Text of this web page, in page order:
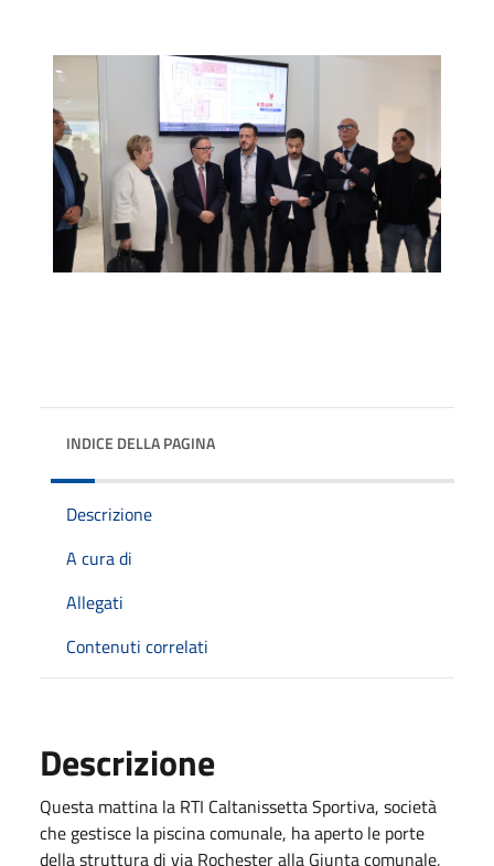
INDICE DELLA PAGINA
Descrizione
A cura di
Allegati
Contenuti correlati
Descrizione
Questa mattina la RTI Caltanissetta Sportiva, società
che gestisce la piscina comunale, ha aperto le porte
della struttura di via Rochester alla Giunta comunale,